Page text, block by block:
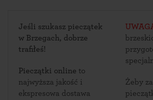
Jeśli szukasz pieczątek
w Brzegach, dobrze
trafiłeś!
Pieczątki online to
najwyższa jakość i
ekspresowa dostawa
Żeby